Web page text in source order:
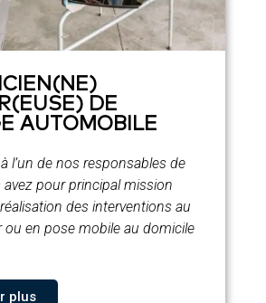
DE
AUTOMOBILE
l’un de nos responsables de
avez pour principal mission
des interventions au
ou en pose mobile au domicile
plus